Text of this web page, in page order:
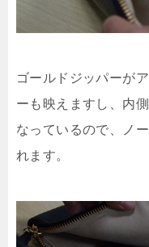
ゴールドジッパーが
ーも映えますし、内
なっているので、ノ
れます。